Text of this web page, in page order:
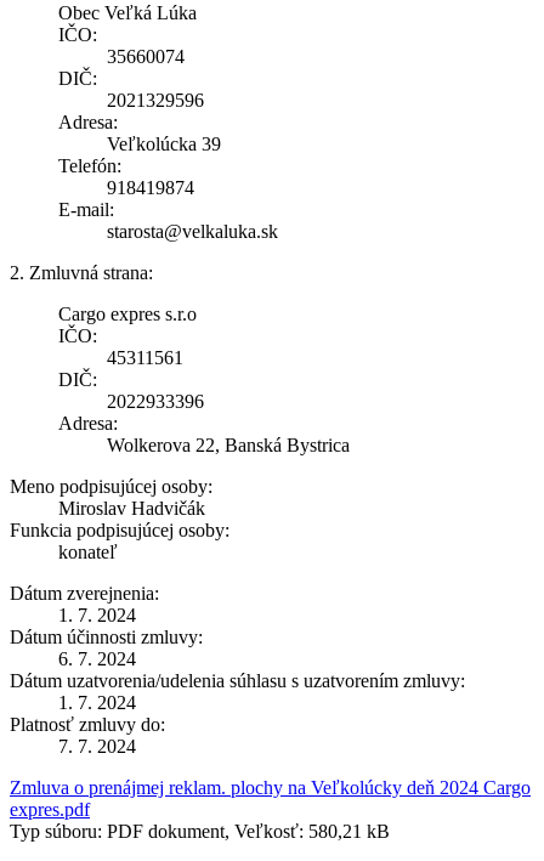
Obec Veľká Lúka
IČO:
35660074
DIČ:
2021329596
Adresa:
Veľkolúcka 39
Telefón:
918419874
E-mail:
starosta@velkaluka.sk
2. Zmluvná strana:
Cargo expres s.r.o
IČO:
45311561
DIČ:
2022933396
Adresa:
Wolkerova 22, Banská Bystrica
Meno podpisujúcej osoby:
Miroslav Hadvičák
Funkcia podpisujúcej osoby:
konateľ
Dátum zverejnenia:
1. 7. 2024
Dátum účinnosti zmluvy:
6. 7. 2024
Dátum uzatvorenia/udelenia súhlasu s uzatvorením zmluvy:
1. 7. 2024
Platnosť zmluvy do:
7. 7. 2024
Zmluva o prenájmej reklam. plochy na Veľkolúcky deň 2024 Cargo
expres.pdf
Typ súboru: PDF dokument, Veľkosť: 580,21 kB